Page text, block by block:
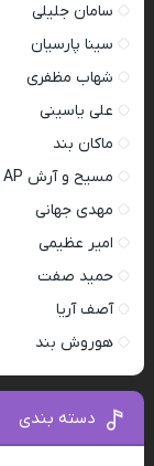
سامان جلیلی
سینا پارسیان
شهاب مظفری
علی یاسینی
ماکان بند
مسیح و آرش AP
مهدی جهانی
امیر عظیمی
حمید صفت
آصف آریا
هوروش بند
دسته بندی